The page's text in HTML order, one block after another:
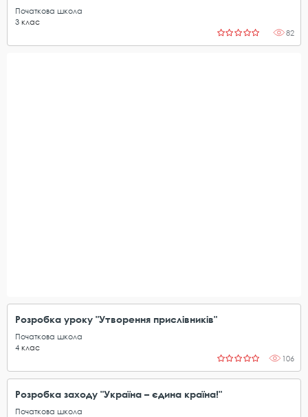
Початкова школа
3 клас
82
Розробка уроку "Утворення прислівників"
Початкова школа
4 клас
106
Розробка заходу "Україна – єдина країна!"
Початкова школа